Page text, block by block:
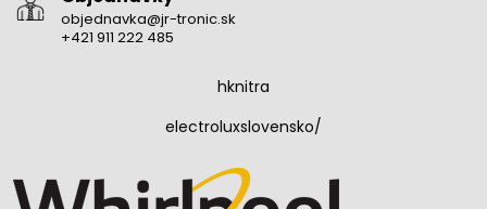
objednavka@jr-tronic.sk
+421 911 222 485
hknitra
electroluxslovensko/